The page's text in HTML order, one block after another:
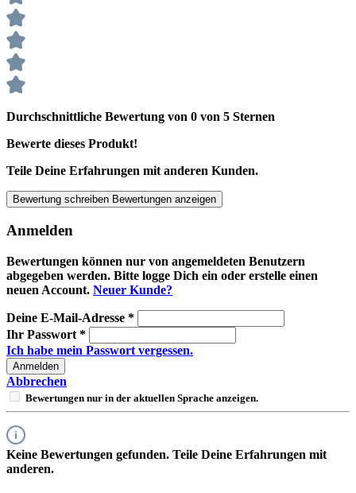
Durchschnittliche Bewertung von 0 von 5 Sternen
Bewerte dieses Produkt!
Teile Deine Erfahrungen mit anderen Kunden.
Bewertung schreiben Bewertungen anzeigen
Anmelden
Bewertungen können nur von angemeldeten Benutzern
abgegeben werden. Bitte logge Dich ein oder erstelle einen
neuen Account. Neuer Kunde?
Deine E-Mail-Adresse *
Ihr Passwort *
Ich habe mein Passwort vergessen.
Anmelden
Abbrechen
Bewertungen nur in der aktuellen Sprache anzeigen.
Keine Bewertungen gefunden. Teile Deine Erfahrungen mit
anderen.